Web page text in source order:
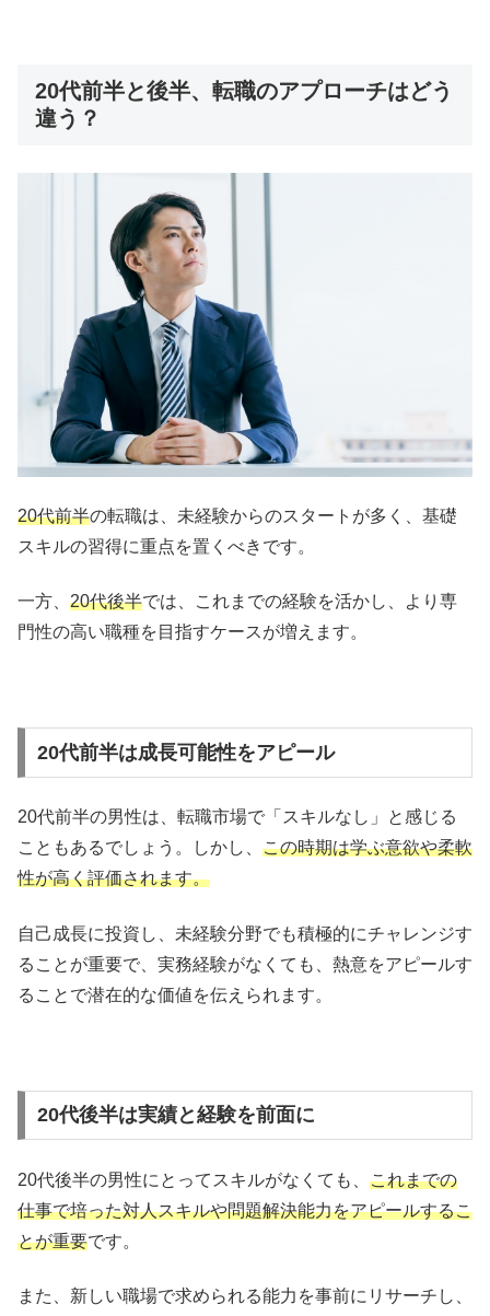
20代前半と後半、転職のアプローチはどう
違う？
20代前半の転職は、未経験からのスタートが多く、基礎
スキルの習得に重点を置くべきです。
一方、 20代後半では、これまでの経験を活かし、より専
門性の高い職種を目指すケースが増えます。
20代前半は成長可能性をアピール
20代前半の男性は、転職市場で「スキルなし」と感じる
こともあるでしょう。しかし、 この時期は学ぶ意欲や柔軟
性が高く評価されます。
自己成長に投資し、未経験分野でも積極的にチャレンジす
ることが重要で、実務経験がなくても、熱意をアピールす
ることで潜在的な価値を伝えられます。
20代後半は実績と経験を前面に
20代後半の男性にとってスキルがなくても、 これまでの
仕事で培った対人スキルや問題解決能力をアピールするこ
とが重要です。
また、新しい職場で求められる能力を事前にリサーチし、